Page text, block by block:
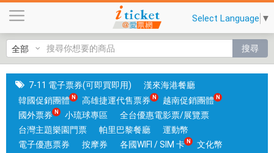
女
子
精
油
壓
養
生
館
Select Language ▼
搜尋
7-11 電子票券(可即買即用)
漢來海港餐廳
韓國促銷團體
高雄捷運代售票券
越南促銷團體
國外票券
小琉球專區
全台優惠電影票/展覽票
台灣主題樂園門票
帕里巴黎餐廳
運動幣
電子優惠票券
按摩券 各國WIFI / SIM 卡
文化幣